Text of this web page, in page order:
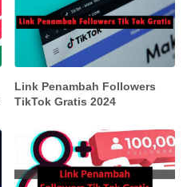
Link Penambah Followers
TikTok Gratis 2024